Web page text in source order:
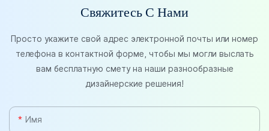
Свяжитесь С Нами
Просто укажите свой адрес электронной почты или номер
телефона в контактной форме, чтобы мы могли выслать
вам бесплатную смету на наши разнообразные
дизайнерские решения!
Имя